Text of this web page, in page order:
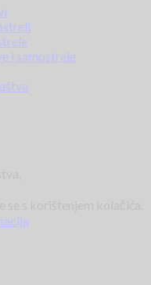
i samostrele